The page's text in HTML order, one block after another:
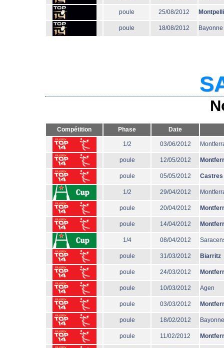
poule 25/08/2012
poule 18/08/2012 Bayonne
Compétition Phase Date
1/2 03/06/2012
poule 12/05/2012
poule 05/05/2012 Castres
1/2 29/04/2012
poule 20/04/2012
poule 14/04/2012
1/4 08/04/2012
poule 31/03/2012 Biarritz
poule 24/03/2012
poule 10/03/2012 Agen
poule 03/03/2012
poule 18/02/2012 Bayonne
poule 11/02/2012